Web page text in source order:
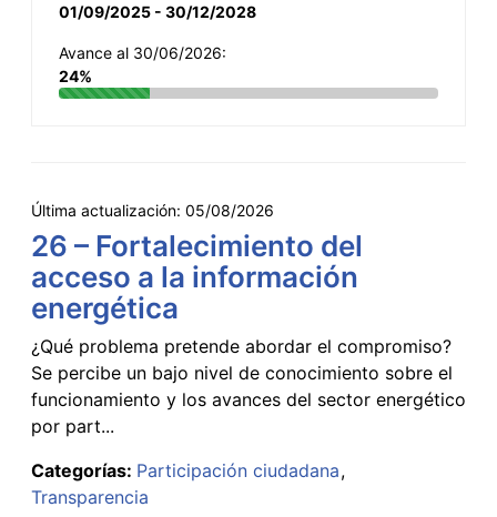
01/09/2025 - 30/12/2028
Avance al 30/06/2026:
24%
Última actualización: 05/08/2026
26 – Fortalecimiento del
acceso a la información
energética
¿Qué problema pretende abordar el compromiso?
Se percibe un bajo nivel de conocimiento sobre el
funcionamiento y los avances del sector energético
por part...
Categorías: Participación ciudadana
Transparencia